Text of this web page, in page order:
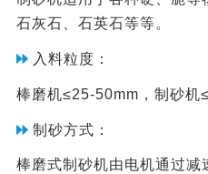
石灰石、石英石等等。
入料粒度：
棒磨机≤25-50mm，制砂机
制砂方式：
棒磨式制砂机由电机通过减